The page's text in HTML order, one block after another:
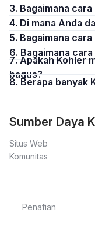
3. Bagaimana
4. Di mana Anda
5. Bagaimana
6. Bagaimana
7. Apakah Kohler merupakan investasi yang
bagus?
8. Berapa
Sumber Daya
Situs Web
Komunitas
Penafian